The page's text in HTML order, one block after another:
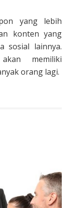
yang lebih
konten yang
sosial lainnya.
memiliki
orang lagi.